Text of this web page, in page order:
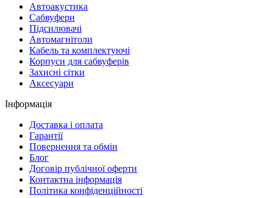
Автоакустика
Cабвуфери
Підсилювачі
Автомагнітоли
Кабель та комплектуючі
Корпуси для сабвуферів
Захисні сітки
Аксесуари
Інформація
Доставка і оплата
Гарантії
Повернення та обмін
Блог
Договір публічної оферти
Контактна інформація
Політика конфіденційності